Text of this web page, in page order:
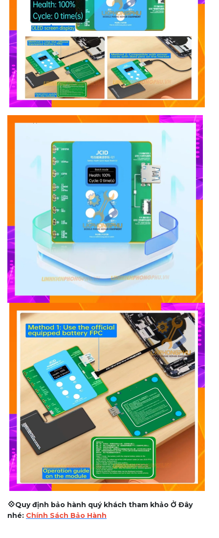
💠Quy định bảo hành quý khách tham khảo Ở Đây
nhé: Chính Sách Bảo Hành